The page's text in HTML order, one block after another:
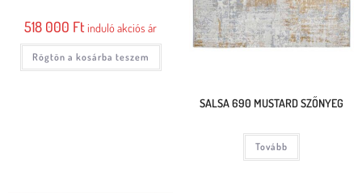
518 000 Ft induló akciós ár
Rögtön a kosárba teszem
SALSA 690 MUSTARD SZŐNYEG
Tovább